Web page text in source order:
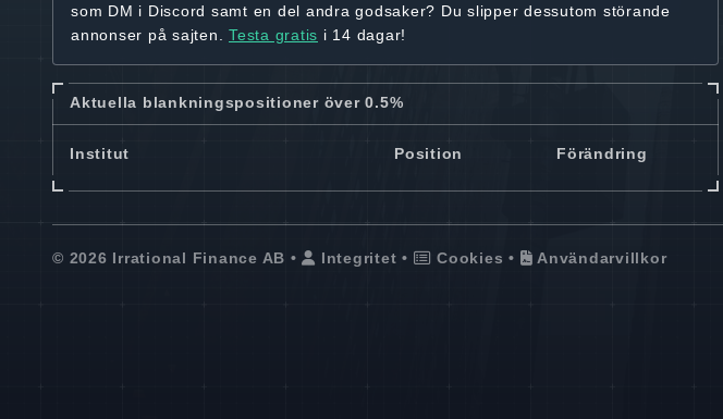
som DM i Discord samt en del andra godsaker? Du slipper dessutom störande
annonser på sajten. Testa gratis i 14 dagar!
Aktuella blankningspositioner över 0.5%
Institut Position Förändring
© 2026 Irrational Finance AB • Integritet • Cookies • Användarvillkor